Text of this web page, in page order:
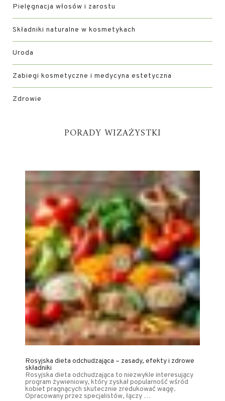
Pielęgnacja włosów i zarostu
Składniki naturalne w kosmetykach
Uroda
Zabiegi kosmetyczne i medycyna estetyczna
Zdrowie
PORADY WIZAŻYSTKI
Rosyjska dieta odchudzająca – zasady, efekty i zdrowe
składniki
Rosyjska dieta odchudzająca to niezwykle interesujący
program żywieniowy, który zyskał popularność wśród
kobiet pragnących skutecznie zredukować wagę.
Opracowany przez specjalistów, łączy …